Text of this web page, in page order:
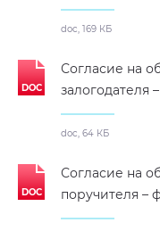
doc, 169 КБ
Согласие на
залогодателя
doc, 64 КБ
Согласие на
поручителя –